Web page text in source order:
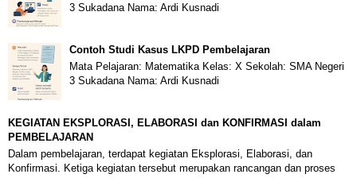
3 Sukadana Nama: Ardi Kusnadi
Contoh Studi Kasus LKPD Pembelajaran
Mata Pelajaran: Matematika Kelas: X Sekolah: SMA Negeri
3 Sukadana Nama: Ardi Kusnadi
KEGIATAN EKSPLORASI, ELABORASI dan KONFIRMASI dalam
PEMBELAJARAN
Dalam pembelajaran, terdapat kegiatan Eksplorasi, Elaborasi, dan
Konfirmasi. Ketiga kegiatan tersebut merupakan rancangan dan proses